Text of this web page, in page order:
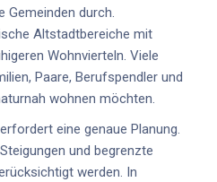
Gemeinden durch.
Altstadtbereiche mit
Wohnvierteln. Viele
Paare, Berufspendler und
wohnen möchten.
eine genaue Planung.
und begrenzte
werden. In